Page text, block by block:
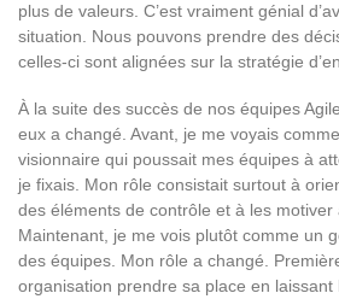
plus de valeurs. C’est vraiment génial
situation. Nous pouvons prendre des
celles-ci sont alignées sur la stratégie
À la suite des succès de nos équipes
eux a changé. Avant, je me voyais
visionnaire qui poussait mes équipes à
je fixais. Mon rôle consistait surtout à
des éléments de contrôle et à les
Maintenant, je me vois plutôt comme un
des équipes. Mon rôle a changé.
organisation prendre sa place en